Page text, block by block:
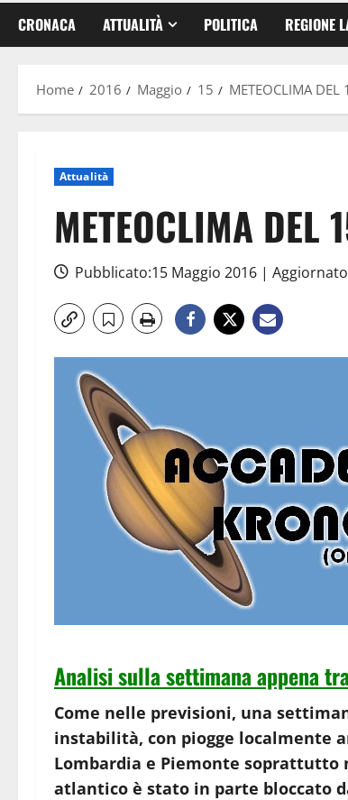
CRONACA ATTUALITÀ POLITICA REGIONE
Home 2016 Maggio 15 METEOCLIMA
Attualità
METEOCLIMA DEL
Pubblicato:15 Maggio 2016 |
Analisi sulla settimana appena
Come nelle previsioni, una
instabilità, con piogge localmente
Lombardia e Piemonte soprattutto
atlantico è stato in parte bloccato